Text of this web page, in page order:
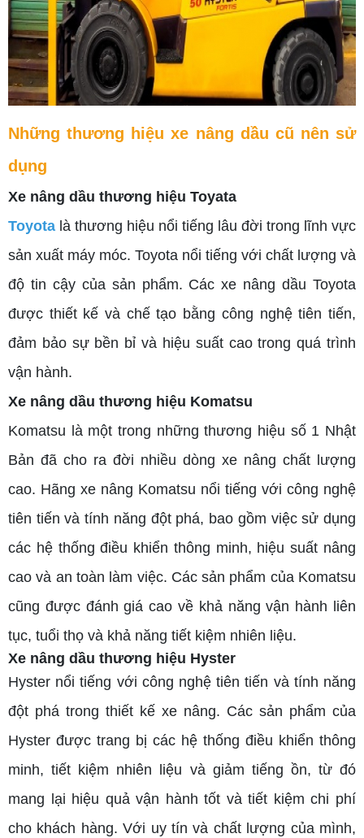
Những thương hiệu xe nâng dầu cũ nên sử
dụng
Xe nâng dầu thương hiệu Toyata
Toyota là thương hiệu nổi tiếng lâu đời trong lĩnh vực
sản xuất máy móc. Toyota nổi tiếng với chất lượng và
độ tin cậy của sản phẩm. Các xe nâng dầu Toyota
được thiết kế và chế tạo bằng công nghệ tiên tiến,
đảm bảo sự bền bỉ và hiệu suất cao trong quá trình
vận hành.
Xe nâng dầu thương hiệu Komatsu
Komatsu là một trong những thương hiệu số 1 Nhật
Bản đã cho ra đời nhiều dòng xe nâng chất lượng
cao. Hãng xe nâng Komatsu nổi tiếng với công nghệ
tiên tiến và tính năng đột phá, bao gồm việc sử dụng
các hệ thống điều khiển thông minh, hiệu suất nâng
cao và an toàn làm việc. Các sản phẩm của Komatsu
cũng được đánh giá cao về khả năng vận hành liên
tục, tuổi thọ và khả năng tiết kiệm nhiên liệu.
Xe nâng dầu thương hiệu Hyster
Hyster nổi tiếng với công nghệ tiên tiến và tính năng
đột phá trong thiết kế xe nâng. Các sản phẩm của
Hyster được trang bị các hệ thống điều khiển thông
minh, tiết kiệm nhiên liệu và giảm tiếng ồn, từ đó
mang lại hiệu quả vận hành tốt và tiết kiệm chi phí
cho khách hàng. Với uy tín và chất lượng của mình,